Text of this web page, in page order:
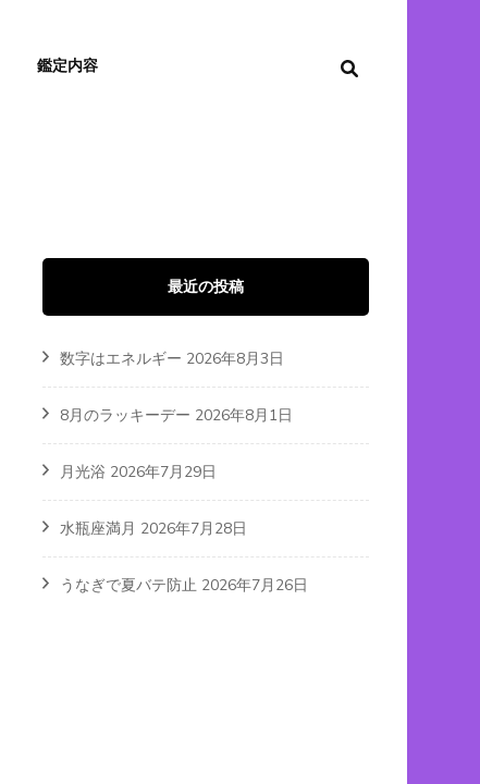
鑑定内容
最近の投稿
数字はエネルギー 2026年8月3日
8月のラッキーデー 2026年8月1日
月光浴 2026年7月29日
水瓶座満月 2026年7月28日
うなぎで夏バテ防止 2026年7月26日